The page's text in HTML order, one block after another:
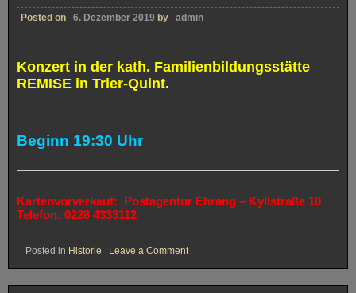
Posted on 6. Dezember 2019 by admin
Konzert in der kath. Familienbildungsstätte
REMISE in Trier-Quint.
Beginn 19:30 Uhr
Kartenvorverkauf: Postagentur Ehrang – Kyllstraße 10
Telefon: 0228 4333112
Posted in Historie Leave a Commenton
„Bands
within